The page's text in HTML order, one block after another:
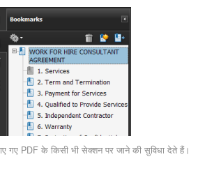
गए PDF के किसी भी सेक्शन पर जाने की सुविधा देते हैं।